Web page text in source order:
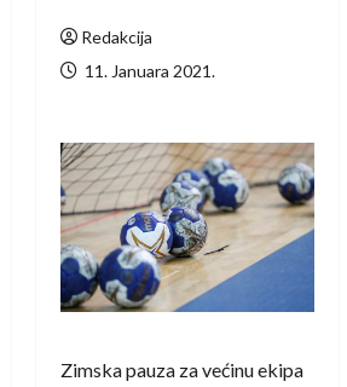
Redakcija
11. Januara 2021.
Zimska pauza za većinu ekipa